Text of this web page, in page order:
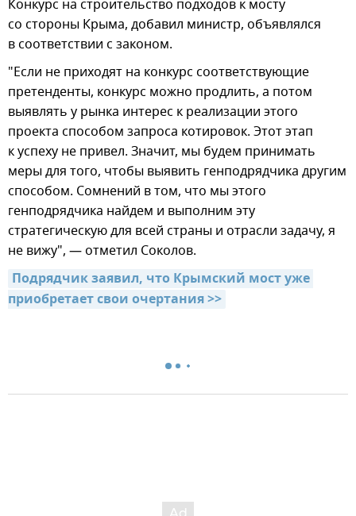
Конкурс на строительство подходов к мосту
со стороны Крыма, добавил министр, объявлялся
в соответствии с законом.
"Если не приходят на конкурс соответствующие
претенденты, конкурс можно продлить, а потом
выявлять у рынка интерес к реализации этого
проекта способом запроса котировок. Этот этап
к успеху не привел. Значит, мы будем принимать
меры для того, чтобы выявить генподрядчика другим
способом. Сомнений в том, что мы этого
генподрядчика найдем и выполним эту
стратегическую для всей страны и отрасли задачу, я
не вижу", — отметил Соколов.
Подрядчик заявил, что Крымский мост уже
приобретает свои очертания >>